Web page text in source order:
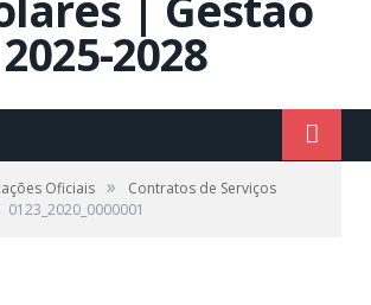
Oficiais »
Contratos de Serviços
0123_2020_0000001